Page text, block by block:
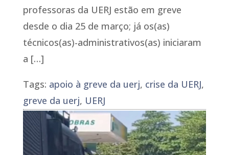
professoras da UERJ estão em greve
desde o dia 25 de março; já os(as)
técnicos(as)-administrativos(as) iniciaram
a […]
Tags: apoio à greve da uerj, crise da UERJ,
greve da uerj, UERJ